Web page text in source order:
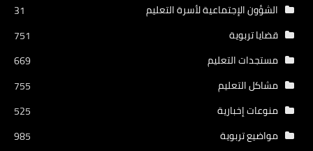
الشؤون الإجتماعية لأسرة التعليم
31
قضايا تربوية
751
مستجدات التعليم
669
مشاكل التعليم
755
منوعات إخبارية
525
مواضيع تربوية
985